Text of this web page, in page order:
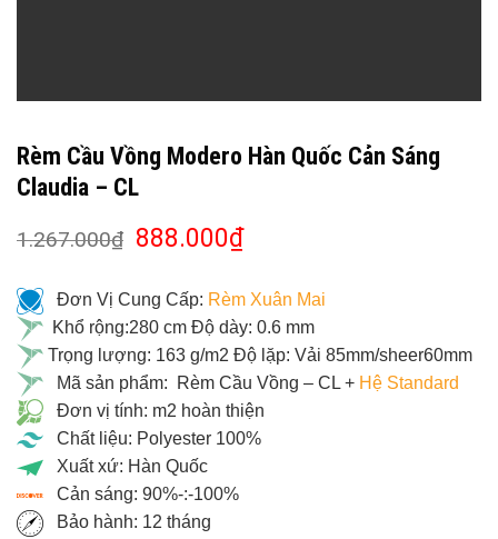
Rèm Cầu Vồng Modero Hàn Quốc Cản Sáng
Claudia – CL
1.267.000₫ 888.000₫
Đơn Vị Cung Cấp: Rèm Xuân Mai
Khổ rộng:280 cm Độ dày: 0.6 mm
Trọng lượng: 163 g/m2 Độ lặp: Vải 85mm/sheer60mm
Mã sản phẩm: Rèm Cầu Vồng – CL + Hệ Standard
Đơn vị tính: m2 hoàn thiện
Chất liệu: Polyester 100%
Xuất xứ: Hàn Quốc
Cản sáng: 90%-:-100%
Bảo hành: 12 tháng